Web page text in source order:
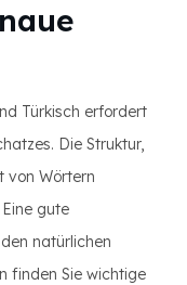
Türkisch erfordert
Die Struktur,
von Wörtern
gute
natürlichen
finden Sie wichtige